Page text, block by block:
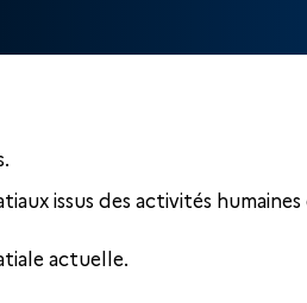
issus des activités humaines
actuelle.